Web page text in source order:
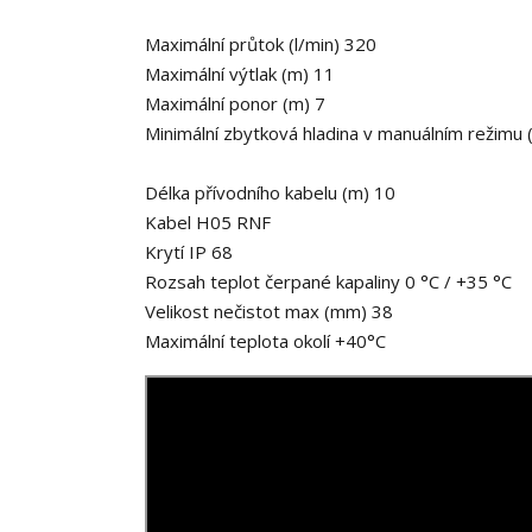
Maximální průtok (l/min) 320
Maximální výtlak (m) 11
Maximální ponor (m) 7
Minimální zbytková hladina v manuálním režimu
Délka přívodního kabelu (m) 10
Kabel H05 RNF
Krytí IP 68
Rozsah teplot čerpané kapaliny 0 °C / +35 °C
Velikost nečistot max (mm) 38
Maximální teplota okolí +40°C